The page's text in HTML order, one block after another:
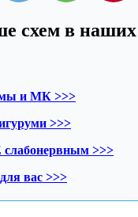
схем в наших
и МК >>>
>>>
>>>
вас >>>